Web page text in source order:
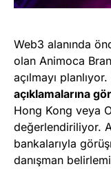
Web3 alanında
olan Animoca
açılmayı
açıklamalarına
Hong Kong veya
değerlendiriliyor.
bankalarıyla
danışman